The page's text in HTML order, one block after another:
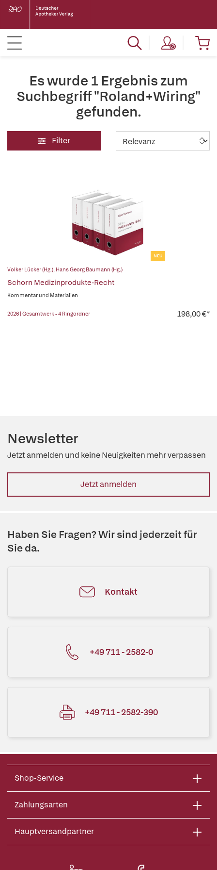
Es wurde 1 Ergebnis zum
Suchbegriff "Roland+Wiring"
gefunden.
Filter
NEU
Volker Lücker (Hg.), Hans Georg Baumann (Hg.)
Schorn Medizinprodukte-Recht
Kommentar und Materialien
2026 | Gesamtwerk - 4 Ringordner 198,00 €*
Newsletter
Jetzt anmelden und keine Neuigkeiten mehr verpassen
Jetzt anmelden
Haben Sie Fragen? Wir sind jederzeit für
Sie da.
Kontakt
+49 711 - 2582-0
+49 711 - 2582-390
Shop-Service
Zahlungsarten
Hauptversandpartner